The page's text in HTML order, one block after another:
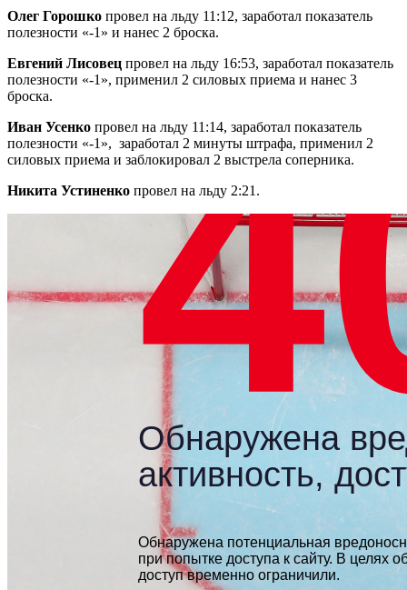
Олег Горошко провел на льду 11:12, заработал показатель
полезности «-1» и нанес 2 броска.
Евгений Лисовец провел на льду 16:53, заработал показатель
полезности «-1», применил 2 силовых приема и нанес 3
броска.
Иван Усенко провел на льду 11:14, заработал показатель
полезности «-1», заработал 2 минуты штрафа, применил 2
силовых приема и заблокировал 2 выстрела соперника.
Никита Устиненко провел на льду 2:21.